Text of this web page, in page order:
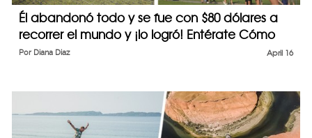
Él abandonó todo y se fue con $80 dólares a
recorrer el mundo y ¡lo logró! Entérate Cómo
April 16
Por Diana Diaz